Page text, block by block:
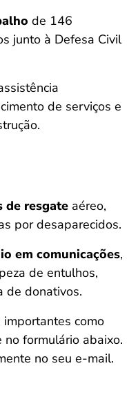
de 146
junto à Defesa Civil
de serviços e
de resgate aéreo,
por desaparecidos.
em comunicações,
de entulhos,
de donativos.
importantes como
formulário abaixo.
no seu e-mail.